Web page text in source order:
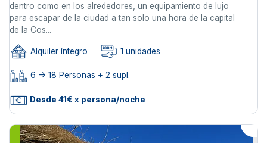
dentro como en los alrededores, un equipamiento de lujo
para escapar de la ciudad a tan solo una hora de la capital
de la Cos...
Alquiler íntegro 1 unidades
6 -> 18 Personas + 2 supl.
Desde 41€ x persona/noche